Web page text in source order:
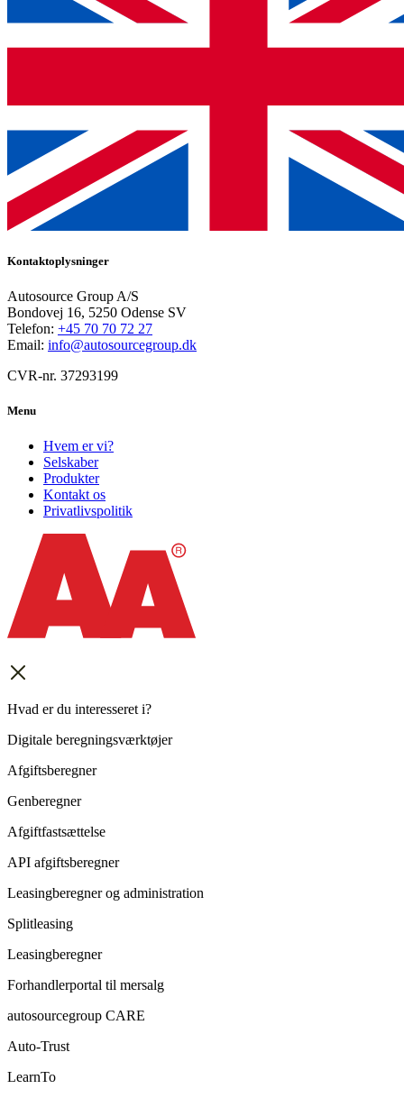
Kontaktoplysninger
Autosource Group A/S
Bondovej 16, 5250 Odense SV
Telefon: +45 70 70 72 27
Email: info@autosourcegroup.dk
CVR-nr. 37293199
Menu
Hvem er vi?
Selskaber
Produkter
Kontakt os
Privatlivspolitik
Hvad er du interesseret i?
Digitale beregningsværktøjer
Afgiftsberegner
Genberegner
Afgiftfastsættelse
API afgiftsberegner
Leasingberegner og administration
Splitleasing
Leasingberegner
Forhandlerportal til mersalg
autosourcegroup CARE
Auto-Trust
LearnTo